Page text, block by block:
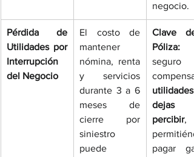
negocio.
Pérdida de
Utilidades por
Interrupción
del Negocio
El costo de
mantener
nómina, renta
y servicios
durante 3 a 6
meses de
cierre por
siniestro
puede
Clave
Póliza:
seguro
utilidades
dejas
percibir,
pagar